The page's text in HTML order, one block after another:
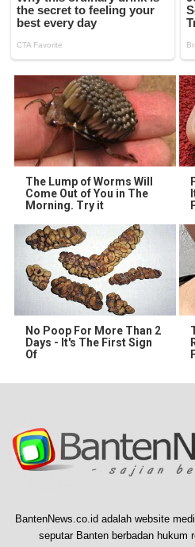
The Lump of Worms Will
Come Out of You in The
Morning. Try it
No Poop For More Than 2
Days - It's The First Sign
Of
BantenNews.co.id adalah website
seputar Banten berbadan hukum